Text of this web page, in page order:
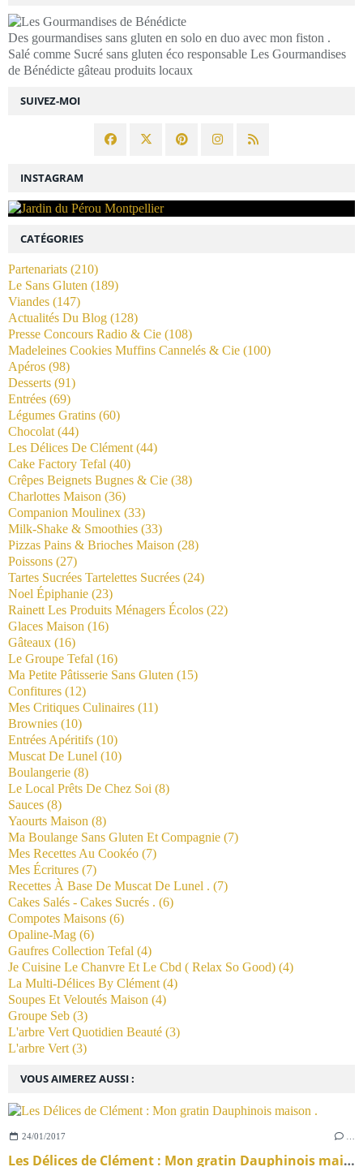
SUIVEZ-MOI
Des gourmandises sans gluten en solo en duo avec mon fiston .
Salé comme Sucré sans gluten éco responsable Les Gourmandises
de Bénédicte gâteau produits locaux
VOUS AIMEREZ AUSSI :
24/01/2017
Les Délices de Clément : Mon gratin Dauphinois maison .
INSTAGRAM
CATÉGORIES
Partenariats (210)
Le Sans Gluten (189)
Viandes (147)
Actualités Du Blog (128)
Presse Concours Radio & Cie (108)
Madeleines Cookies Muffins Cannelés & Cie (100)
Apéros (98)
Desserts (91)
Entrées (69)
Légumes Gratins (60)
Chocolat (44)
Les Délices De Clément (44)
Cake Factory Tefal (40)
Crêpes Beignets Bugnes & Cie (38)
Charlottes Maison (36)
Companion Moulinex (33)
Milk-Shake & Smoothies (33)
Pizzas Pains & Brioches Maison (28)
Poissons (27)
Tartes Sucrées Tartelettes Sucrées (24)
Noel Épiphanie (23)
Rainett Les Produits Ménagers Écolos (22)
Glaces Maison (16)
Gâteaux (16)
Le Groupe Tefal (16)
Ma Petite Pâtisserie Sans Gluten (15)
Confitures (12)
Mes Critiques Culinaires (11)
Brownies (10)
Entrées Apéritifs (10)
Muscat De Lunel (10)
Boulangerie (8)
Le Local Prêts De Chez Soi (8)
Sauces (8)
Yaourts Maison (8)
Ma Boulange Sans Gluten Et Compagnie (7)
Mes Recettes Au Cookéo (7)
Mes Écritures (7)
Recettes À Base De Muscat De Lunel . (7)
Cakes Salés - Cakes Sucrés . (6)
Compotes Maisons (6)
Opaline-Mag (6)
Gaufres Collection Tefal (4)
Je Cuisine Le Chanvre Et Le Cbd ( Relax So Good) (4)
La Multi-Délices By Clément (4)
Soupes Et Veloutés Maison (4)
Groupe Seb (3)
L'arbre Vert Quotidien Beauté (3)
L'arbre Vert (3)